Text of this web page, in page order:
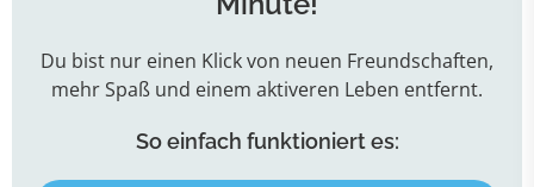
Du bist nur einen Klick von neuen Freundschaften,
mehr Spaß und einem aktiveren Leben entfernt.
So einfach funktioniert es: